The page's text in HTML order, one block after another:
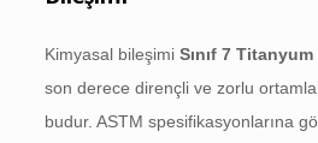
Kimyasal bileşimi Sınıf 7 Titanyum
son derece dirençli ve zorlu
budur. ASTM spesifikasyonlarına